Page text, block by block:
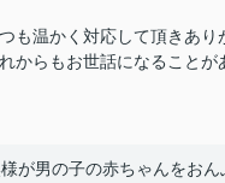
も温かく対応して頂きあ
からもお世話になること
が男の子の赤ちゃんをお